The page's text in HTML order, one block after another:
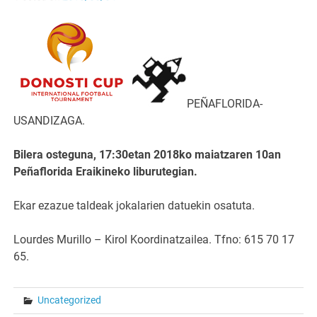
PEÑAFLORIDA-
USANDIZAGA.
Bilera osteguna, 17:30etan 2018ko maiatzaren 10an
Peñaflorida Eraikineko liburutegian.
Ekar ezazue taldeak jokalarien datuekin osatuta.
Lourdes Murillo – Kirol Koordinatzailea. Tfno: 615 70 17
65.
Uncategorized